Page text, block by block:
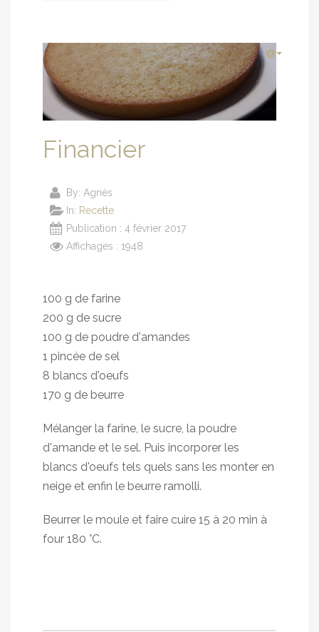
Financier
By: Agnès
In: Recette
Publication : 4 février 2017
Affichages : 1948
100 g de farine
200 g de sucre
100 g de poudre d'amandes
1 pincée de sel
8 blancs d'oeufs
170 g de beurre
Mélanger la farine, le sucre, la poudre
d'amande et le sel. Puis incorporer les
blancs d'oeufs tels quels sans les monter en
neige et enfin le beurre ramolli.
Beurrer le moule et faire cuire 15 à 20 min à
four 180 °C.